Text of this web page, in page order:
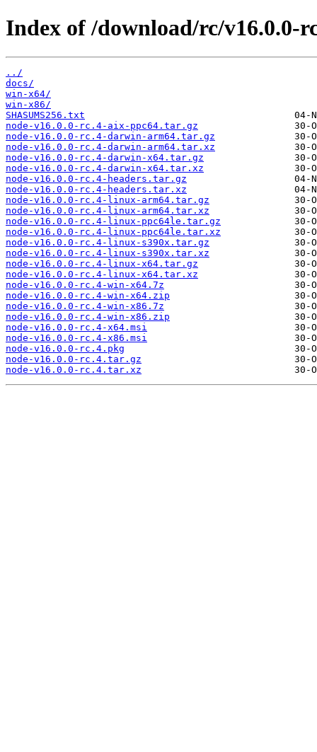
Index of /download/rc/v16.0.0-
../
docs/
win-x64/
win-x86/
SHASUMS256.txt
node-v16.0.0-rc.4-aix-ppc64.tar.gz
node-v16.0.0-rc.4-darwin-arm64.tar.gz
node-v16.0.0-rc.4-darwin-arm64.tar.xz
node-v16.0.0-rc.4-darwin-x64.tar.gz
node-v16.0.0-rc.4-darwin-x64.tar.xz
node-v16.0.0-rc.4-headers.tar.gz
node-v16.0.0-rc.4-headers.tar.xz
node-v16.0.0-rc.4-linux-arm64.tar.gz
node-v16.0.0-rc.4-linux-arm64.tar.xz
node-v16.0.0-rc.4-linux-ppc64le.tar.gz
node-v16.0.0-rc.4-linux-ppc64le.tar.xz
node-v16.0.0-rc.4-linux-s390x.tar.gz
node-v16.0.0-rc.4-linux-s390x.tar.xz
node-v16.0.0-rc.4-linux-x64.tar.gz
node-v16.0.0-rc.4-linux-x64.tar.xz
node-v16.0.0-rc.4-win-x64.7z
node-v16.0.0-rc.4-win-x64.zip
node-v16.0.0-rc.4-win-x86.7z
node-v16.0.0-rc.4-win-x86.zip
node-v16.0.0-rc.4-x64.msi
node-v16.0.0-rc.4-x86.msi
node-v16.0.0-rc.4.pkg
node-v16.0.0-rc.4.tar.gz
node-v16.0.0-rc.4.tar.xz